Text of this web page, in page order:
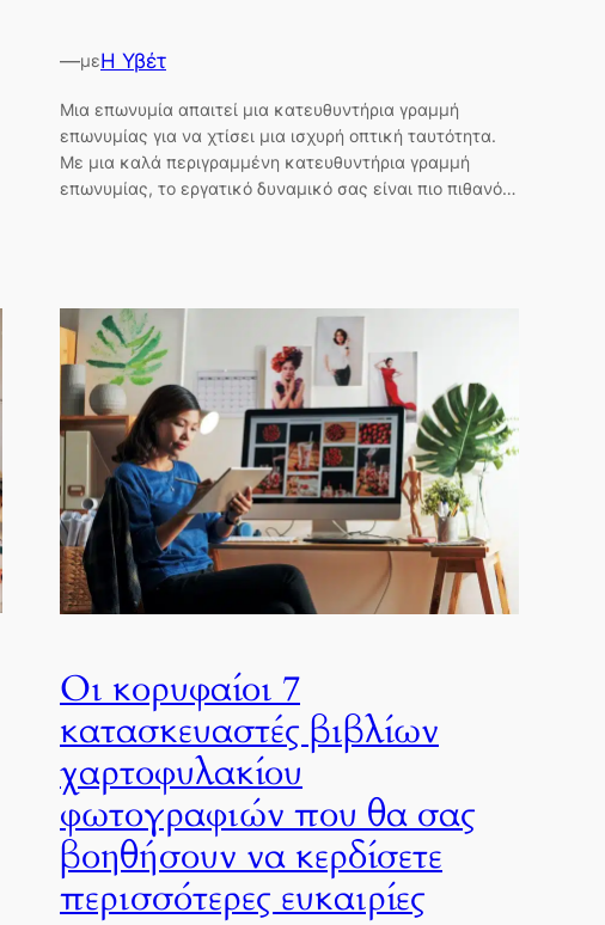
—μεΗ Υβέτ
Μια επωνυμία απαιτεί μια κατευθυντήρια γραμμή
επωνυμίας για να χτίσει μια ισχυρή οπτική ταυτότητα.
Με μια καλά περιγραμμένη κατευθυντήρια γραμμή
επωνυμίας, το εργατικό δυναμικό σας είναι πιο πιθανό…
Οι κορυφαίοι 7
κατασκευαστές βιβλίων
χαρτοφυλακίου
φωτογραφιών που θα σας
βοηθήσουν να κερδίσετε
περισσότερες ευκαιρίες